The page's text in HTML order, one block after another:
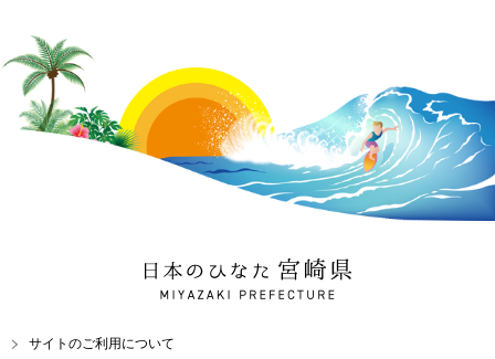
日本のひなた 宮崎県
MIYAZAKI PREFECTURE
サイトのご利用について